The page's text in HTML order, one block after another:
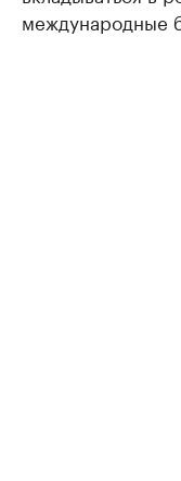
международные